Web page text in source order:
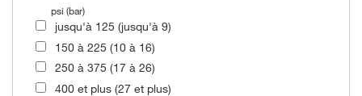
psi (bar)
jusqu'à 125 (jusqu'à 9)
150 à 225 (10 à 16)
250 à 375 (17 à 26)
400 et plus (27 et plus)